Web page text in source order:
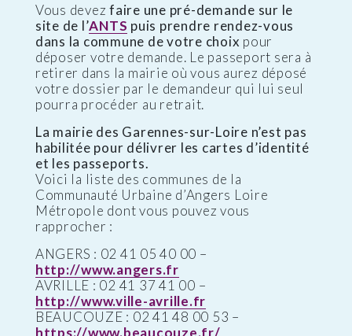
Vous devezfaire une pré-demande sur le
site de l’ANTS puis prendre rendez-vous
dans la commune de votre choix pour
déposer votre demande. Le passeport sera à
retirer dans la mairie où vous aurez déposé
votre dossier par le demandeur qui lui seul
pourra procéder au retrait.
La mairie des Garennes-sur-Loire n’est pas
habilitée pour délivrer les cartes d’identité
et les passeports.
Voici la liste des communes de la
Communauté Urbaine d’Angers Loire
Métropole dont vous pouvez vous
rapprocher :
ANGERS : 02 41 05 40 00 –
http://www.angers.fr
AVRILLE : 02 41 37 41 00 –
http://www.ville-avrille.fr
BEAUCOUZE : 02 41 48 00 53 –
https://www.beaucouze.fr/